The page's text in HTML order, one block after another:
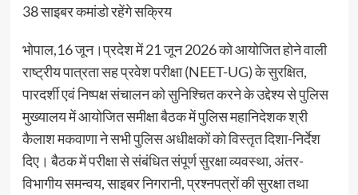
38 साइबर कमांडो रहेंगे सक्रिय
भोपाल,16 जून।प्रदेश में 21 जून 2026 को आयोजित होने वाली
राष्ट्रीय पात्रता सह प्रवेश परीक्षा (NEET-UG) के सुरक्षित,
पारदर्शी एवं निष्पक्ष संचालन को सुनिश्चित करने के उद्देश्य से पुलिस
मुख्यालय में आयोजित समीक्षा बैठक में पुलिस महानिदेशक श्री
कैलाश मकवाणा ने सभी पुलिस अधीक्षकों को विस्तृत दिशा-निर्देश
दिए। बैठक में परीक्षा से संबंधित संपूर्ण सुरक्षा व्यवस्था, अंतर-
विभागीय समन्वय, साइबर निगरानी, प्रश्नपत्रों की सुरक्षा तथा